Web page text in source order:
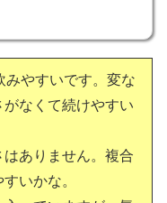
みやすいです。変な
なくて続けやすい
はありません。複合
いかな。